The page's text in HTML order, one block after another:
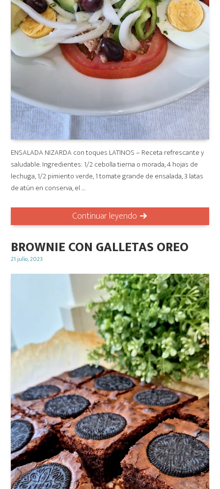
ENSALADA NIZARDA con toques LATINOS – Receta refrescante y
saludable. Ingredientes: 1/2 cebolla tierna o morada, 4 hojas de
lechuga, 1/2 pimiento verde, 1 tomate grande de ensalada, 3 latas
de atún en conserva, el …
Continuar leyendo
BROWNIE CON GALLETAS OREO
Posted
21 julio, 2023